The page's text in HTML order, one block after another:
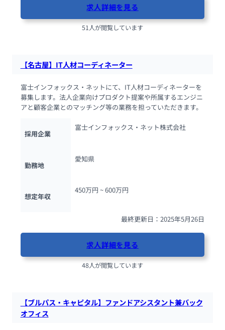
求人詳細を見る
51人が閲覧しています
【名古屋】IT人材コーディネーター
富士インフォックス・ネットにて、IT人材コーディネーターを
募集します。法人企業向けプロダクト提案や所属するエンジニ
アと顧客企業とのマッチング等の業務を担っていただきます。
採用企業
富士インフォックス・ネット株式会社
勤務地
愛知県
想定年収
450万円 ~ 600万円
最終更新日：2025年5月26日
求人詳細を見る
48人が閲覧しています
【ブルパス・キャピタル】ファンドアシスタント兼バック
オフィス